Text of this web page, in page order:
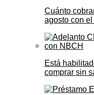
Cuánto
agosto con
Está
comprar sin